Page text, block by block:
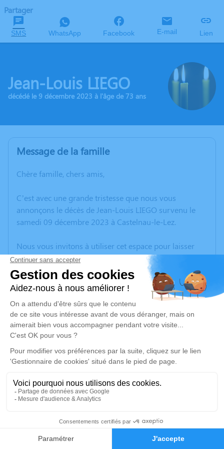
Faire-part Hommages
Partager
SMS WhatsApp Facebook E-mail Lien
Jean-Louis LIEGO
décédé le 9 décembre 2023 à l'âge de 73 ans
Message de la famille
Chère famille, chers amis,
C’est avec une grande tristesse que nous vous
annonçons le décès de Jean-Louis LIEGO survenu le
samedi 09 décembre 2023 à Castelnau-le-Lez.
Nous vous invitons à utiliser cet espace pour laisser
vos condoléances, partager des photos souvenirs, une
anecdote ou exprimer vos pensées à travers des
poèmes ou des textes. Cet endroit est un lieu
d'expression dédié à honorer la mémoire de Jean-
Louis LIEGO.
Un service de plantation d’arbre hommage est
disponible ici.
Je rends hommage
Cérémonie civile
Crématorium de Bourg-Saint-Andéol
Quartier de l'Olivet Bourg-Saint-Andéol